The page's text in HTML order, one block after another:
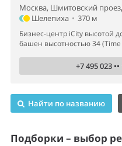
Москва, Шмитовский
Шелепиха • 370 м
Бизнес-центр iCity высотой
башен высотностью 34
+7 495 023 ••
Найти по названию
Подборки – выбор